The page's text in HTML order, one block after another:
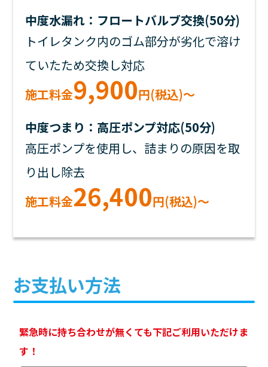
中度水漏れ：フロートバルブ交換(50分)
トイレタンク内のゴム部分が劣化で溶け
ていたため交換し対応
施工料金9,900円(税込)～
中度つまり：高圧ポンプ対応(50分)
高圧ポンプを使用し、詰まりの原因を取
り出し除去
施工料金26,400円(税込)～
お支払い方法
緊急時に持ち合わせが無くても下記ご利用いただけま
す！